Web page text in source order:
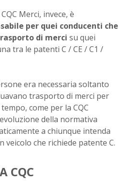
Merci, invece, è
per quei conducenti che
di merci su quei
tra le patenti C / CE / C1 /
era necessaria soltanto
trasporto di merci per
come per la CQC
della normativa
a chiunque intenda
veicolo che richiede patente C.
CQC